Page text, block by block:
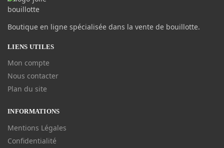
Boutique en ligne spécialisée dans la vente de bouillotte.
LIENS UTILES
Mon compte
Nous contacter
Plan du site
INFORMATIONS
Mentions Légales
Confidentialité